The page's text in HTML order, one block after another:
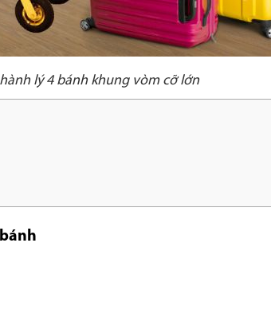
lý 4 bánh khung vòm cỡ lớn